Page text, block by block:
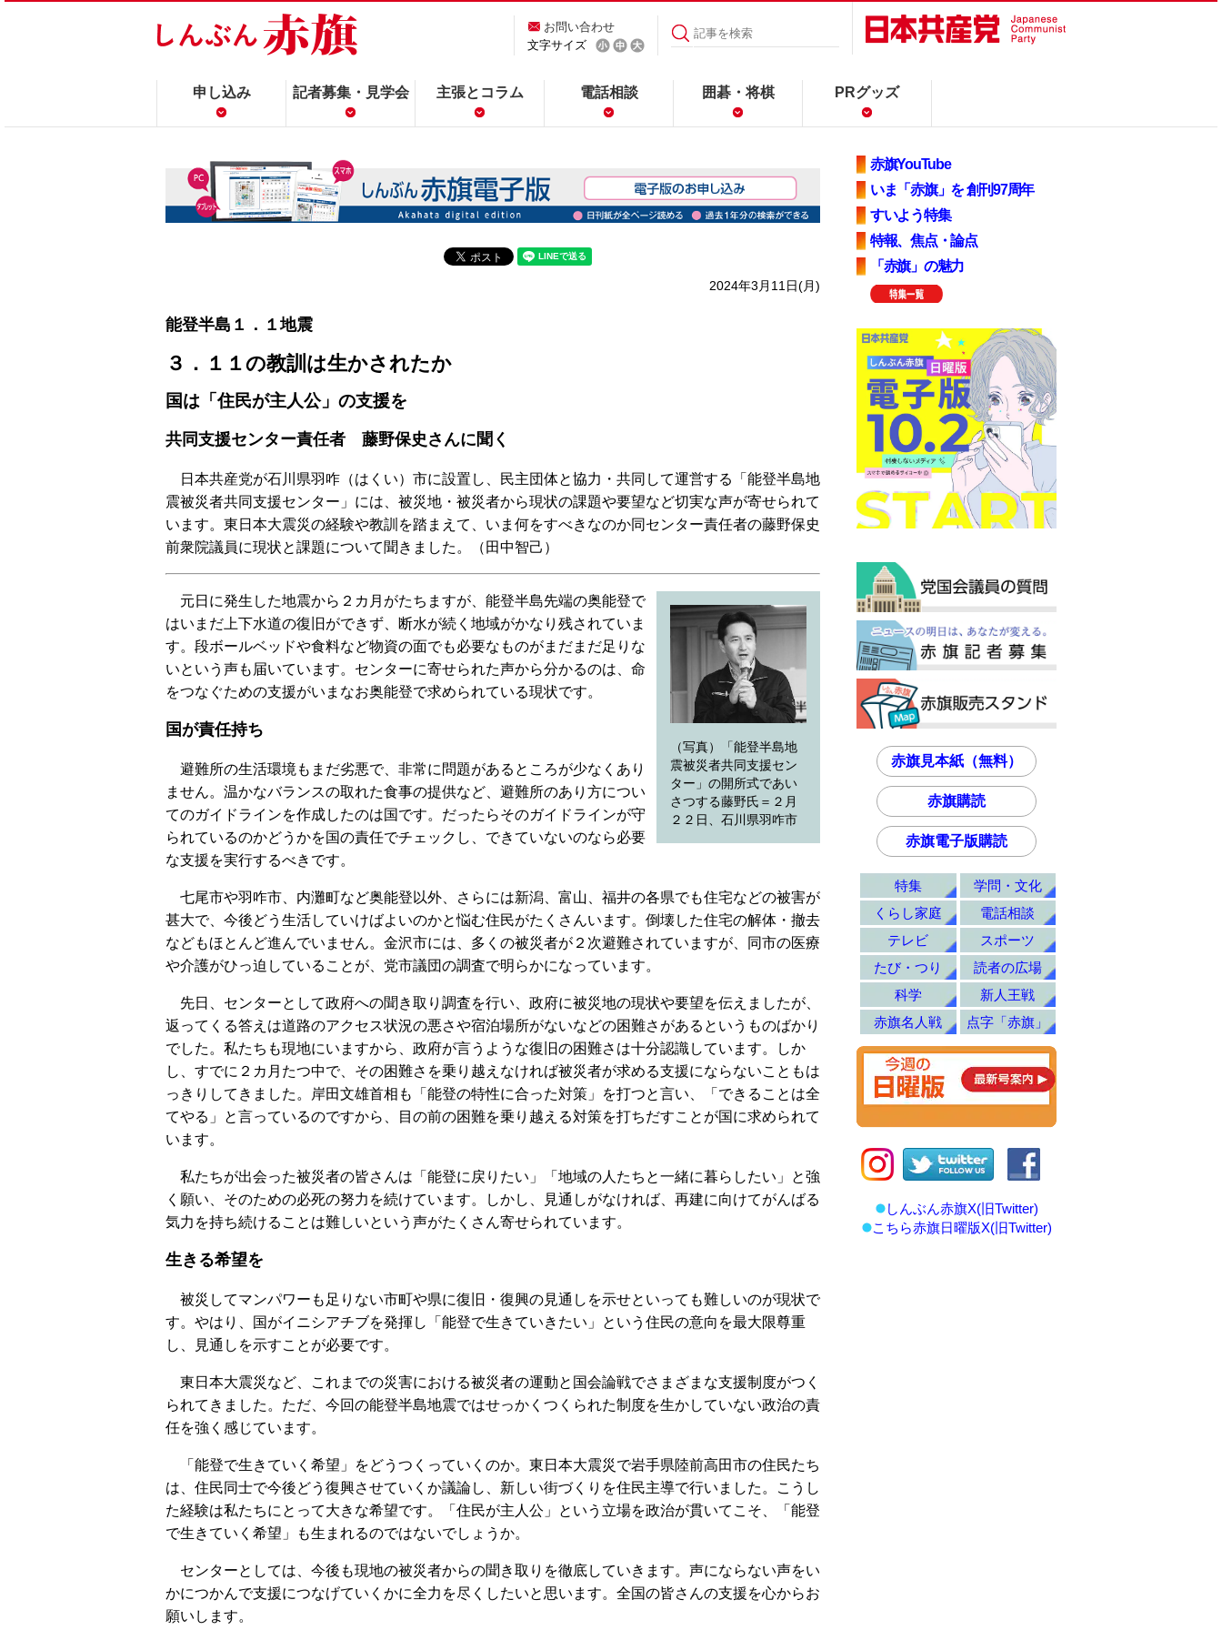
お問い合わせ
文字サイズ
申し込み 記者募集・見学会 主張とコラム 電話相談 囲碁・将棋 PRグッズ
2024年3月11日(月)
能登半島１．１地震
３．１１の教訓は生かされたか
国は「住民が主人公」の支援を
共同支援センター責任者 藤野保史さんに聞く
日本共産党が石川県羽咋（はくい）市に設置し、民主団体と協力・共同して運営する「能登半島地
震被災者共同支援センター」には、被災地・被災者から現状の課題や要望など切実な声が寄せられて
います。東日本大震災の経験や教訓を踏まえて、いま何をすべきなのか同センター責任者の藤野保史
前衆院議員に現状と課題について聞きました。（田中智己）
（写真）「能登半島地
震被災者共同支援セン
ター」の開所式であい
さつする藤野氏＝２月
２２日、石川県羽咋市
元日に発生した地震から２カ月がたちますが、能登半島先端の奥能登で
はいまだ上下水道の復旧ができず、断水が続く地域がかなり残されていま
す。段ボールベッドや食料など物資の面でも必要なものがまだまだ足りな
いという声も届いています。センターに寄せられた声から分かるのは、命
をつなぐための支援がいまなお奥能登で求められている現状です。
国が責任持ち
避難所の生活環境もまだ劣悪で、非常に問題があるところが少なくあり
ません。温かなバランスの取れた食事の提供など、避難所のあり方につい
てのガイドラインを作成したのは国です。だったらそのガイドラインが守
られているのかどうかを国の責任でチェックし、できていないのなら必要
な支援を実行するべきです。
七尾市や羽咋市、内灘町など奥能登以外、さらには新潟、富山、福井の各県でも住宅などの被害が
甚大で、今後どう生活していけばよいのかと悩む住民がたくさんいます。倒壊した住宅の解体・撤去
などもほとんど進んでいません。金沢市には、多くの被災者が２次避難されていますが、同市の医療
や介護がひっ迫していることが、党市議団の調査で明らかになっています。
先日、センターとして政府への聞き取り調査を行い、政府に被災地の現状や要望を伝えましたが、
返ってくる答えは道路のアクセス状況の悪さや宿泊場所がないなどの困難さがあるというものばかり
でした。私たちも現地にいますから、政府が言うような復旧の困難さは十分認識しています。しか
し、すでに２カ月たつ中で、その困難さを乗り越えなければ被災者が求める支援にならないこともは
っきりしてきました。岸田文雄首相も「能登の特性に合った対策」を打つと言い、「できることは全
てやる」と言っているのですから、目の前の困難を乗り越える対策を打ちだすことが国に求められて
います。
私たちが出会った被災者の皆さんは「能登に戻りたい」「地域の人たちと一緒に暮らしたい」と強
く願い、そのための必死の努力を続けています。しかし、見通しがなければ、再建に向けてがんばる
気力を持ち続けることは難しいという声がたくさん寄せられています。
生きる希望を
被災してマンパワーも足りない市町や県に復旧・復興の見通しを示せといっても難しいのが現状で
す。やはり、国がイニシアチブを発揮し「能登で生きていきたい」という住民の意向を最大限尊重
し、見通しを示すことが必要です。
東日本大震災など、これまでの災害における被災者の運動と国会論戦でさまざまな支援制度がつく
られてきました。ただ、今回の能登半島地震ではせっかくつくられた制度を生かしていない政治の責
任を強く感じています。
「能登で生きていく希望」をどうつくっていくのか。東日本大震災で岩手県陸前高田市の住民たち
は、住民同士で今後どう復興させていくか議論し、新しい街づくりを住民主導で行いました。こうし
た経験は私たちにとって大きな希望です。「住民が主人公」という立場を政治が貫いてこそ、「能登
で生きていく希望」も生まれるのではないでしょうか。
センターとしては、今後も現地の被災者からの聞き取りを徹底していきます。声にならない声をい
かにつかんで支援につなげていくかに全力を尽くしたいと思います。全国の皆さんの支援を心からお
願いします。
赤旗YouTube
いま「赤旗」を 創刊97周年
すいよう特集
特報、焦点・論点
「赤旗」の魅力
赤旗見本紙（無料）
赤旗購読
赤旗電子版購読
特集
学問・文化
くらし家庭
電話相談
テレビ
スポーツ
たび・つり
読者の広場
科学
新人王戦
赤旗名人戦
点字「赤旗」
しんぶん赤旗X(旧Twitter)
こちら赤旗日曜版X(旧Twitter)